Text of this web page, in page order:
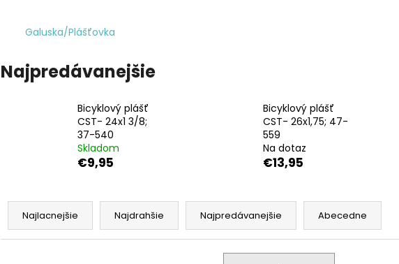
Galuska/Plášťovka
Najpredávanejšie
Bicyklový plášť
CST- 24x1 3/8;
37-540
Skladom
€9,95
Bicyklový plášť
CST- 26x1,75; 47-
559
Na dotaz
€13,95
R
d
Najlacnejšie Najdrahšie Najpredávanejšie Abecedne